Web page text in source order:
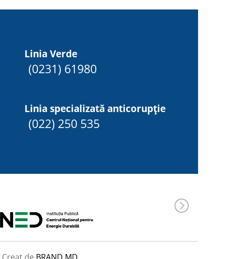
Linia Verde
(0231) 61980
Linia specializată anticorupție
(022) 250 535